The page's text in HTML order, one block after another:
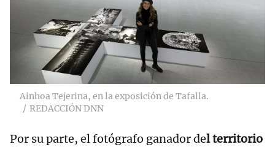
Ainhoa Tejerina, en la exposición de Tafalla.
REDACCIÓN DNN
Por su parte, el fotógrafo ganador del territorio